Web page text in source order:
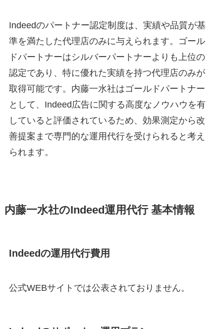
Indeedのパートナー認定制度は、実績や品質が基
準を満たした代理店のみに与えられます。ゴール
ドパートナーはシルバーパートナーよりも上位の
認定であり、特に優れた実績を持つ代理店のみが
取得可能です。内藤一水社はゴールドパートナー
として、Indeed広告に関する高度なノウハウを有
していると評価されているため、効果測定から改
善提案まで専門的な運用代行を受けられると考え
られます。
内藤一水社のIndeed運用代行 基本情報
Indeedの運用代行費用
公式WEBサイトでは公表されておりません。